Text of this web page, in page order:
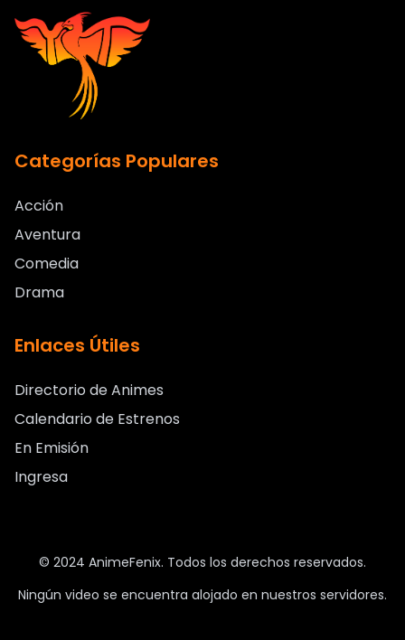
Categorías Populares
Acción
Aventura
Comedia
Drama
Enlaces Útiles
Directorio de Animes
Calendario de Estrenos
En Emisión
Ingresa
© 2024 AnimeFenix. Todos los derechos reservados.
Ningún video se encuentra alojado en nuestros servidores.